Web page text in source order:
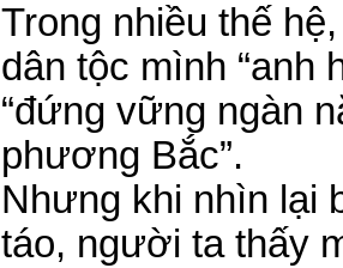
Trong nhiều thế
dân tộc mình “anh
“đứng vững ngàn
phương Bắc”.
Nhưng khi nhìn lại
táo, người ta thấy